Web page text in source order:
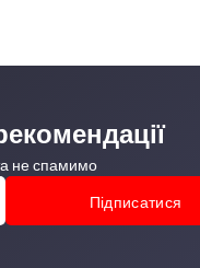
є оптимальним
не спамимо